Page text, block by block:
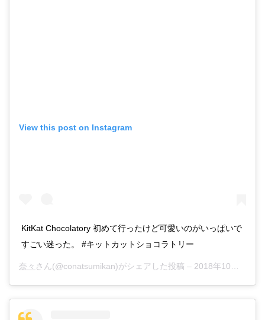
View this post on Instagram
KitKat Chocolatory 初めて行ったけど可愛いのがいっぱいで
すごい迷った。 #キットカットショコラトリー
奈々 さん(@conatsumikan)がシェアした投稿 – 2018年10月月28日午前3時35分PDT